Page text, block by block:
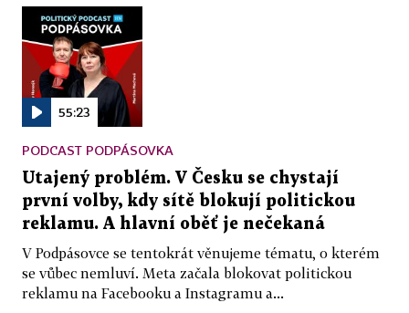
55:23
PODCAST PODPÁSOVKA
Utajený problém. V Česku se chystají
první volby, kdy sítě blokují politickou
reklamu. A hlavní oběť je nečekaná
V Podpásovce se tentokrát věnujeme tématu, o kterém
se vůbec nemluví. Meta začala blokovat politickou
reklamu na Facebooku a Instagramu a...